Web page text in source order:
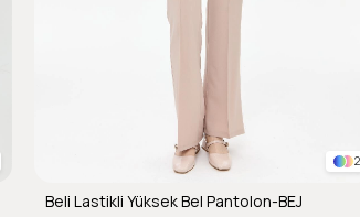
2
Beli Lastikli Yüksek Bel Pantolon-BEJ